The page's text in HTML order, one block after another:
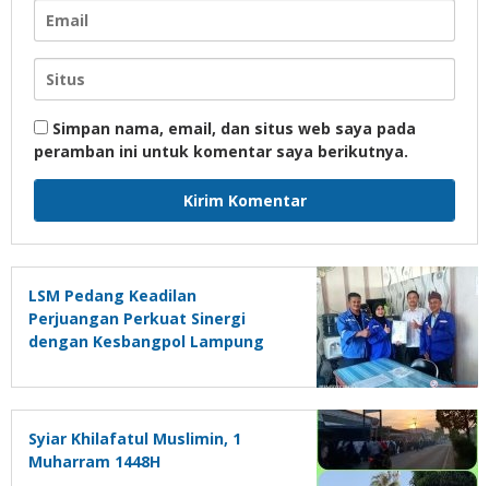
Simpan nama, email, dan situs web saya pada
peramban ini untuk komentar saya berikutnya.
LSM Pedang Keadilan
Perjuangan Perkuat Sinergi
dengan Kesbangpol Lampung
Syiar Khilafatul Muslimin, 1
Muharram 1448H